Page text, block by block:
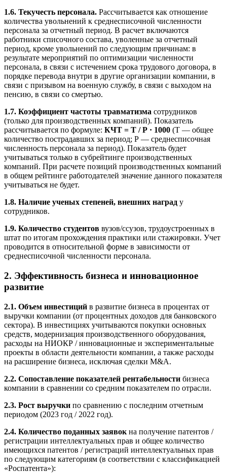
1.6. Текучесть персонала. Рассчитывается как отношение
количества увольнений к среднесписочной численности
персонала за отчетный период. В расчет включаются
работники списочного состава, уволенные за отчетный
период, кроме увольнений по следующим причинам: в
результате мероприятий по оптимизации численности
персонала, в связи с истечением срока трудового договора, в
порядке перевода внутри в другие организации компании, в
связи с призывом на военную службу, в связи с выходом на
пенсию, в связи со смертью.
1.7. Коэффициент частоты травматизма сотрудников
(только для производственных компаний). Показатель
рассчитывается по формуле: КЧТ = Т / Р · 1000 (Т — общее
количество пострадавших за период; Р — среднесписочная
численность персонала за период). Показатель будет
учитываться только в субрейтинге производственных
компаний. При расчете позиций производственных компаний
в общем рейтинге работодателей значение данного показателя
учитываться не будет.
1.8. Наличие ученых степеней, внешних наград у
сотрудников.
1.9. Количество студентов вузов/ссузов, трудоустроенных в
штат по итогам прохождения практики или стажировки. Учет
проводится в относительной форме в зависимости от
среднесписочной численности персонала.
2. Эффективность бизнеса и инновационное
развитие
2.1. Объем инвестиций в развитие бизнеса в процентах от
выручки компании (от процентных доходов для банковского
сектора). В инвестициях учитываются покупки основных
средств, модернизация производственного оборудования,
расходы на НИОКР / инновационные и экспериментальные
проекты в области деятельности компании, а также расходы
на расширение бизнеса, исключая сделки M&A.
2.2. Сопоставление показателей рентабельности бизнеса
компании в сравнении со средним показателем по отрасли.
2.3. Рост выручки по сравнению с последним отчетным
периодом (2023 год / 2022 год).
2.4. Количество поданных заявок на получение патентов /
регистрации интеллектуальных прав и общее количество
имеющихся патентов / регистраций интеллектуальных прав
по следующим категориям (в соответствии с классификацией
«Роспатента»):